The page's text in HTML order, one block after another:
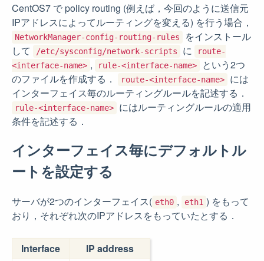
CentOS7 で policy routing (例えば，今回のように送信元
IPアドレスによってルーティングを変える) を行う場合，
NetworkManager-config-routing-rules
をインストール
して
/etc/sysconfig/network-scripts に
route-
<interface-name> , rule-<interface-name>
という2つ
のファイルを作成する．
route-<interface-name>
には
インターフェイス毎のルーティングルールを記述する．
rule-<interface-name>
にはルーティングルールの適用
条件を記述する．
インターフェイス毎にデフォルトル
ートを設定する
サーバが2つのインターフェイス( eth0 , eth1 ) をもって
おり，それぞれ次のIPアドレスをもっていたとする．
Interface
IP address